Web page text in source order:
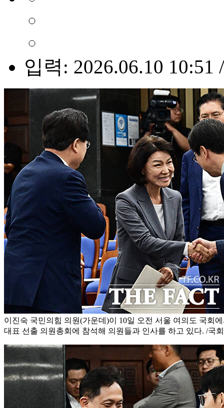
입력: 2026.06.10 10:51
이진숙 국민의힘 의원(가운데)이 10일 오전 서울 여의도 국회
대표 선출 의원총회에 참석해 의원들과 인사를 하고 있다. /국